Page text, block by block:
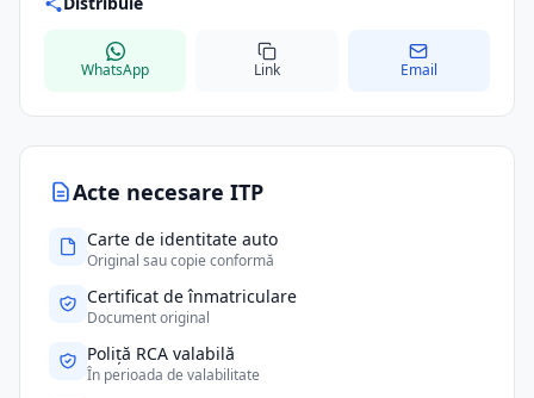
Acte necesare ITP
Carte de identitate auto
Original sau copie conformă
Certificat de înmatriculare
Document original
Poliță RCA valabilă
În perioada de valabilitate
WhatsApp Link Email